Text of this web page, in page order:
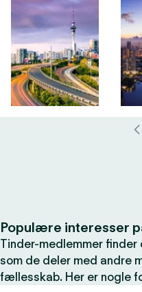
Populære interesser
Tinder-medlemmer
som de deler med andre
fællesskab. Her er nogle